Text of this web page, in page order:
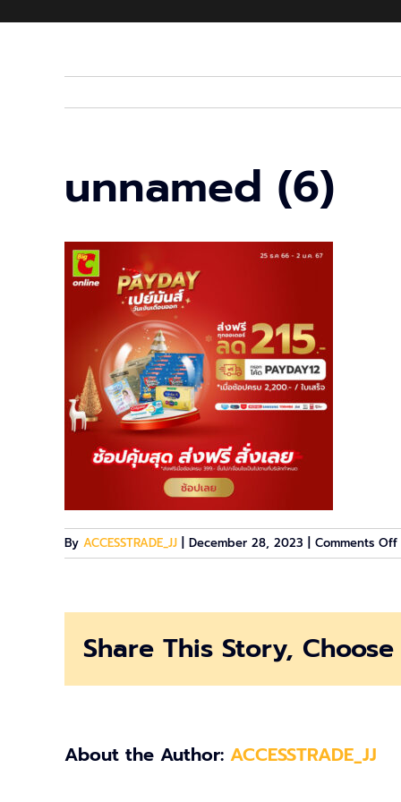
unnamed (6)
By ACCESSTRADE_JJ December 28, 2023 Comments Off
Share This Story,
About the Author: ACCESSTRADE_JJ